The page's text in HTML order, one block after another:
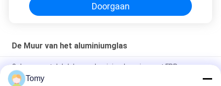
Doorgaan
De Muur van het aluminiumglas
Gebouw met dakdak van aluminiumlegering met FRP-
vezelplaat glazen dakraam
Tomy